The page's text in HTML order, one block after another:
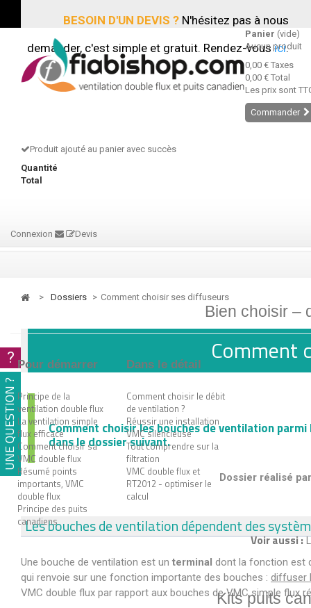
BESOIN D'UN DEVIS ?N'hésitez pas à nous
demander, c'est simple et gratuit. Rendez-vousici.
Panier (vide)
Aucun produit
0,00 € Taxes
0,00 € Total
Les prix sont
Commander
Produit ajouté au panier avec succès
Quantité
Total
Connexion Devis
Bien choisir –
Pour démarrer
Principe de la
ventilation double flux
La ventilation simple
flux efficace
Comment choisir sa
VMC double flux
Résumé points
importants, VMC
double flux
Principe des puits
canadiens
Dans le détail
Comment choisir le débit
de ventilation ?
Réussir une installation
VMC silencieuse
Tout comprendre sur la
filtration
VMC double flux et
RT2012 - optimiser le
calcul
Voir aussi :
Kits puits
> dossiers > Comment choisir ses diffuseurs
Comment
Comment choisir les bouches de ventilation
dans le dossier suivant.
Dossier réalisé
Les bouches de ventilation dépendent des
Une bouche de ventilation est un terminal dont la fonction est
qui renvoie sur une fonction importante des bouches : diffuser
VMC double flux par rapport aux bouches de VMC simple flux
?
UNE QUESTION ?